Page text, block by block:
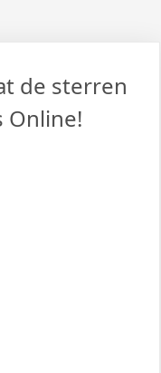
de sterren
Online!